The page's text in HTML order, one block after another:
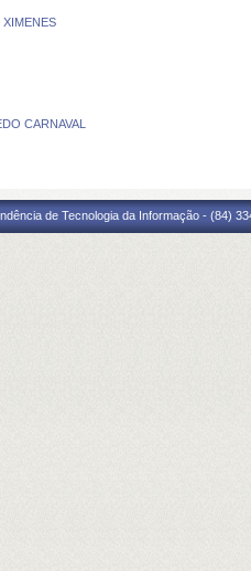
XIMENES
CARNAVAL
de Tecnologia da Informação - (84)